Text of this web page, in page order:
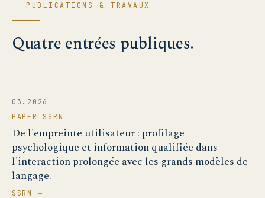
PUBLICATIONS & TRAVAUX
Quatre entrées publiques.
03.2026
PAPER SSRN
De l'empreinte utilisateur : profilage
psychologique et information qualifiée dans
l'interaction prolongée avec les grands modèles de
langage.
SSRN →